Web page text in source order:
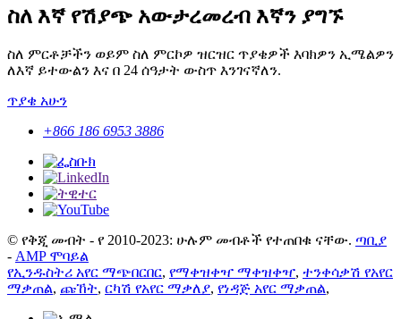
ስለ እኛ የሽያጭ አውታረመረብ እኛን ያግኙ
ስለ ምርቶቻችን ወይም ስለ ምርኮዎ ዝርዝር ጥያቄዎች እባክዎን ኢሜልዎን
ለእኛ ይተውልን እና በ 24 ሰዓታት ውስጥ እንገናኛለን.
ጥያቄ አሁን
+866 186 6953 3886
© የቅጂ መብት - የ 2010-2023: ሁሉም መብቶች የተጠበቁ ናቸው. ጣቢያ
- AMP ሞባይል
የኢንዱስትሪ አየር ማጭበርበር, የማቀዝቀዣ ማቀዝቀዣ, ተንቀሳቃሽ የአየር
ማቃጠል, ጩኸት, ርካሽ የአየር ማቃለያ, የነዳጅ አየር ማቃጠል,